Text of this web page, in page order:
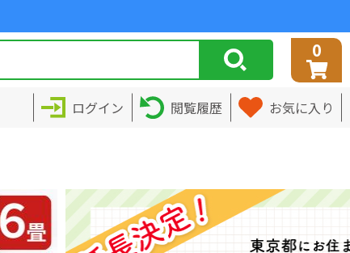
0
ログイン 閲覧履歴 お気に入り